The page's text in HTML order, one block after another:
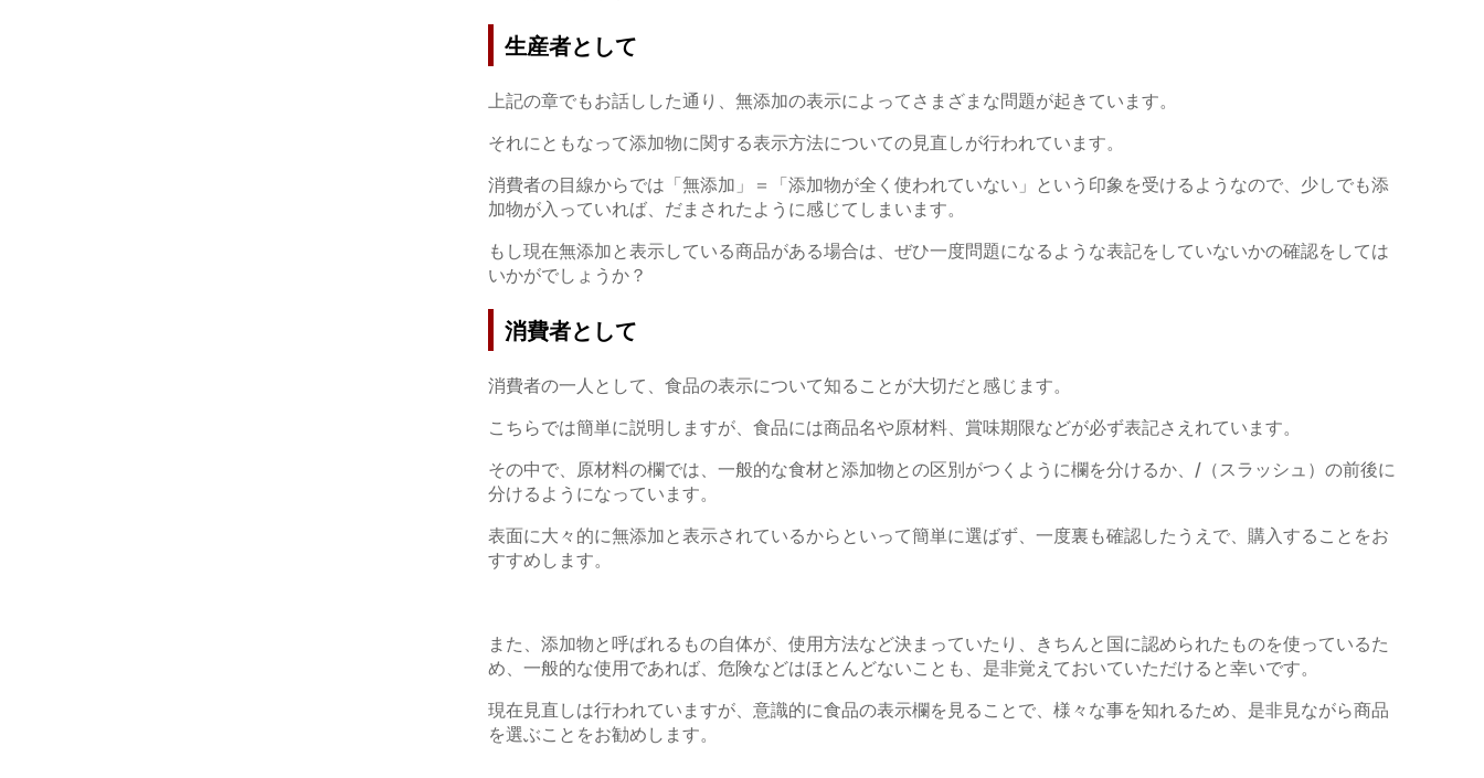
生産者として
上記の章でもお話しした通り、無添加の表示によって さまざまな問題が起きています。
それにともなって添加物に関する表示方法についての見直しが行われています。
消費者の目線からでは「無添加」＝「添加物が全く使われていない」と いう印象を受けるよ うなので、少しでも添
加物が入っていれば、だまされたように感じてしまいます。
もし現在無添加と表示している商品がある場合は、ぜひ一度問題になるような表記をしていないかの確認をしては
いかがでしょうか？
消費者として
消費者の一人として、 食品の表示について知ることが大切だと感じます。
こちらでは簡単に説明しますが、食品には商品名や原材料、賞味期限などが必ず表記さえれています。
その中で、原材料の欄では、一般的な食材と添加物との区別がつくように欄を分けるか、 / （スラッシュ）の前後に
分けるようになっています。
表面に大々的に無添加と表示されているからといって簡単に選ばず、 一度裏も確認したう えで、購入することをお
すすめします。
また、添加物と呼ばれるもの自体が、使用方法など決まっていたり、きちんと国に認められたものを使っているた
め、 一般的な使用であれば、危険などはほとんどないことも、是非覚 えておいていただけると幸いです。
現在見直しは行われていますが、意識的に食品の表示欄を見ることで、様々な事を知れるため、是非見ながら商品
を選ぶことをお勧めします。